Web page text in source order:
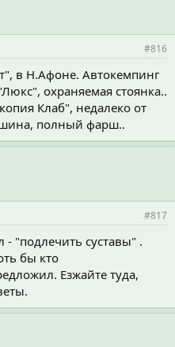
#816
в Н.Афоне. Автокемпинг
охраняемая стоянка..
Клаб", недалеко от
полный фарш..
#817
- "подлечить суставы" .
бы кто
Езжайте туда,